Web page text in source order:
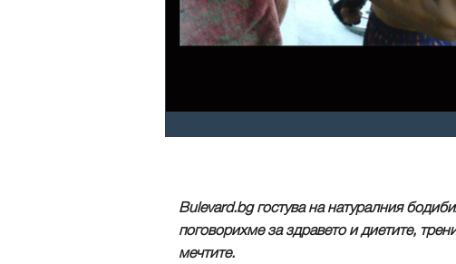
Bulevard.bg гостува на натуралния
поговорихме за здравето и диетите,
мечтите.